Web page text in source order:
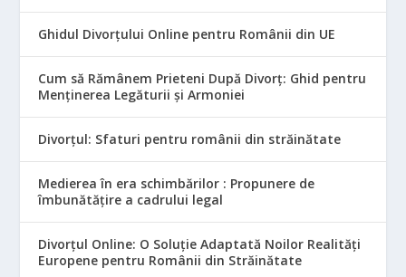
Ghidul Divorțului Online pentru Românii din UE
Cum să Rămânem Prieteni După Divorț: Ghid pentru
Menținerea Legăturii și Armoniei
Divorțul: Sfaturi pentru românii din străinătate
Medierea în era schimbărilor : Propunere de
îmbunătățire a cadrului legal
Divorțul Online: O Soluție Adaptată Noilor Realități
Europene pentru Românii din Străinătate